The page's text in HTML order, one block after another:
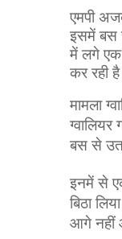
एमपी
इसमें बस
में लगे एक
कर रही
मामला
बस से
इनमें से
बिठा
आगे नहीं